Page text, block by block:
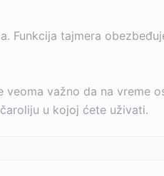
Funkcija tajmera
važno da na vreme
u kojoj ćete uživati.